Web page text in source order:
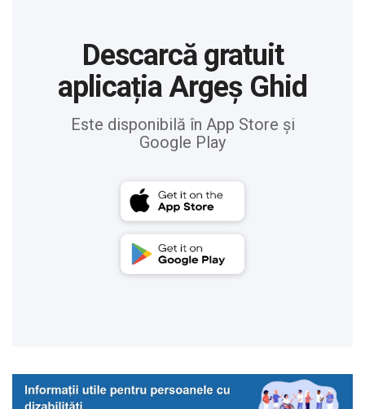
Descarcă gratuit
aplicația Argeș Ghid
Este disponibilă în App Store și
Google Play